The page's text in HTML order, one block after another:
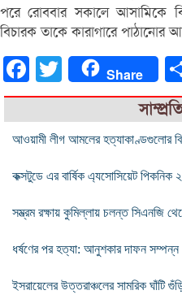
পরে রোববার সকালে আসামিকে
বিচারক তাকে কারাগারে পাঠানোর
FacebookTwitter Share
আওয়ামী লীগ আমলের হত্যাকাণ্ডগুলোর
কক্সটুডে এর বার্ষিক এ‍্যসোসিয়েট পিকনিক
সম্ভ্রম রক্ষায় কুমিল্লায় চলন্ত সিএনজি
ধর্ষণের পর হত্যা: আনুশকার দাফন সম্পন্ন
ইসরায়েলের উত্তরাঞ্চলের সামরিক ঘাঁটি